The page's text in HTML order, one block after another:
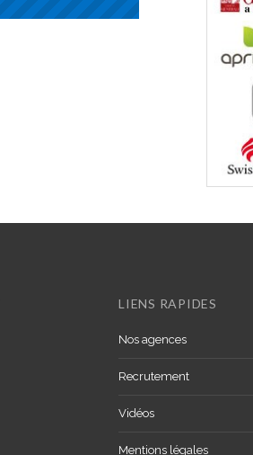
LIENS RAPIDES
Nos agences
Recrutement
Vidéos
Mentions légales